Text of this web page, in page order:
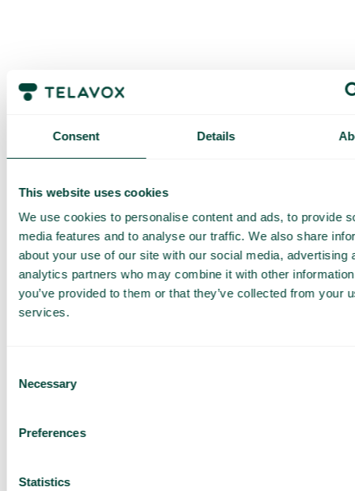
Consent Details
This website uses cookies
We use cookies to personalise content and ads, to provide
media features and to analyse our traffic. We also share
about your use of our site with our social media, advertising
analytics partners who may combine it with other
you’ve provided to them or that they’ve collected from your
services.
Selection
Necessary
Preferences
Statistics
skräddarsydd
demo och
offert
Genomgång av våra
tjänster
Offert anpassad för ditt
företag